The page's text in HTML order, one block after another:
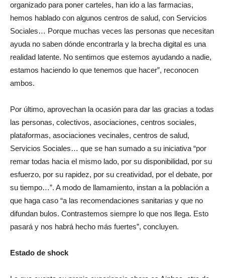
organizado para poner carteles, han ido a las farmacias,
hemos hablado con algunos centros de salud, con Servicios
Sociales… Porque muchas veces las personas que necesitan
ayuda no saben dónde encontrarla y la brecha digital es una
realidad latente. No sentimos que estemos ayudando a nadie,
estamos haciendo lo que tenemos que hacer”, reconocen
ambos.
Por último, aprovechan la ocasión para dar las gracias a todas
las personas, colectivos, asociaciones, centros sociales,
plataformas, asociaciones vecinales, centros de salud,
Servicios Sociales… que se han sumado a su iniciativa “por
remar todas hacia el mismo lado, por su disponibilidad, por su
esfuerzo, por su rapidez, por su creatividad, por el debate, por
su tiempo…”. A modo de llamamiento, instan a la población a
que haga caso “a las recomendaciones sanitarias y que no
difundan bulos. Contrastemos siempre lo que nos llega. Esto
pasará y nos habrá hecho más fuertes”, concluyen.
Estado de shock